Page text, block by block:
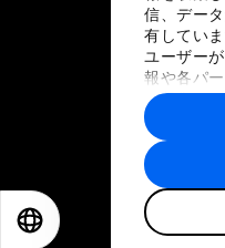
信、デー
有してい
ユーザー
報や各パ
に収集さ
トナーに
す。
プライバシ
サ
©